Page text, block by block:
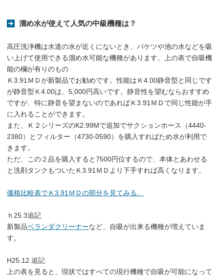
溜め水が使えて人気の中級機種は？
高圧洗浄機は水道の水が近くにないとき、バケツや池の水などを吸
い上げて使用できる溜め水可能な機種があります。上の表で自吸機
能の欄が有りのもの
Ｋ3.91ＭＤが新製品でお勧めです。性能はＫ4.00静音型と同じです
が静音型Ｋ4.00は、5,000円高いです。静音性を望むならおすすめ
ですが、特に静音を望まないのであればＫ3.91ＭＤで同じ性能が手
に入れることができます。
また、Ｋ２シリーズのK2.99Mで追加でサクションホース（4440-
2380）とフィルター（4730-0590）を購入すればため水が利用で
きます。
ただ、この２品を購入すると7500円位するので、本体とあわせる
と洗剤タンクもついたＫ3.91ＭＤより下手すれば高くなります。
価格比較表でＫ3.91ＭＤの部分を見てみる。
ｈ25.3追記
新製品ベランダクリーナーなど、自吸が出来る機種が増えていま
す。
H25.12.追記
上の表を見ると、現状ではすべての現行機種で自吸が可能になって